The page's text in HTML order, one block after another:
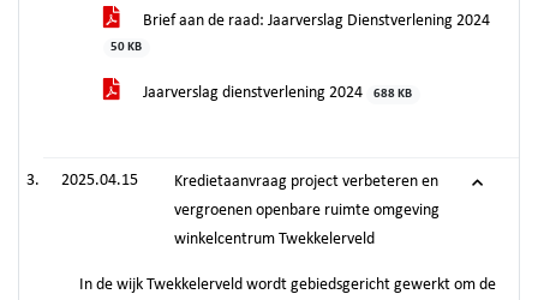
Brief aan de raad: Jaarverslag Dienstverlening 2024
50 KB
Jaarverslag dienstverlening 2024 688 KB
2025.04.15
Kredietaanvraag project verbeteren en
vergroenen openbare ruimte omgeving
winkelcentrum Twekkelerveld
In de wijk Twekkelerveld wordt gebiedsgericht gewerkt om de